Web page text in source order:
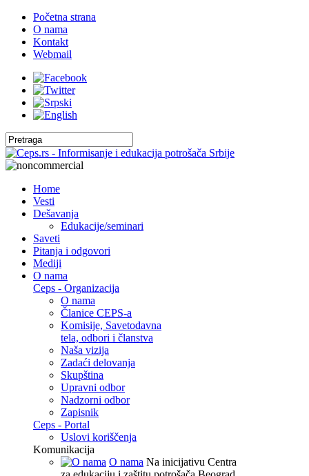
Početna strana
O nama
Kontakt
Webmail
Home
Vesti
Dešavanja
Edukacije/seminari
Saveti
Pitanja i odgovori
Mediji
O nama
Ceps - Organizacija
O nama
Članice CEPS-a
Komisije, Savetodavna
tela, odbori i članstva
Naša vizija
Zadaći delovanja
Skupština
Upravni odbor
Nadzorni odbor
Zapisnik
Ceps - Portal
Uslovi koriščenja
Komunikacija
O nama Na inicijativu Centra